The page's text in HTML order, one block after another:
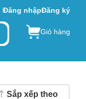
Đăng nhậpĐăng ký
Giỏ hàng
Sắp xếp theo